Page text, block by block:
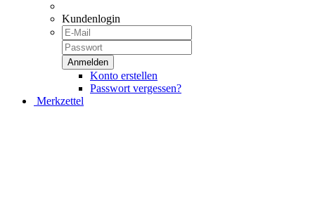
Kundenlogin
Konto erstellen
Passwort vergessen?
Merkzettel